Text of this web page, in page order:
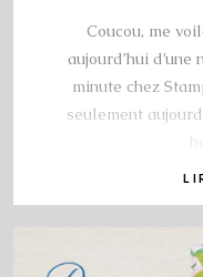
Coucou, me
aujourd’hui
minute chez
seulement